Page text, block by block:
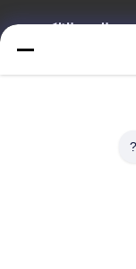
البريد الإلكتروني